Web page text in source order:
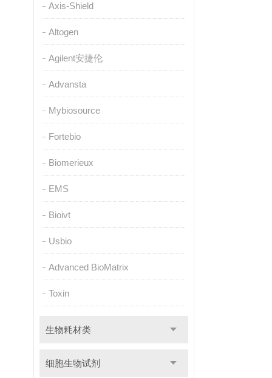
Axis-Shield
Altogen
Agilent安捷伦
Advansta
Mybiosource
Fortebio
Biomerieux
EMS
Bioivt
Usbio
Advanced BioMatrix
Toxin
生物耗材类
细胞生物试剂